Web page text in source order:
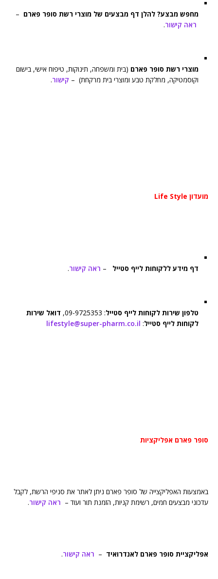
מחפש מבצע? להלן דף מבצעים של מוצרי רשת סופר פארם –
ראה קישור.
מוצרי רשת סופר פארם (בית ומשפחה, תינוקות, טיפוח אישי, בישום
וקוסמטיקה, מחלקת טבע ומוצרי בית מרקחת) – קישור.
מועדון Life Style
דף מידע ללקוחות לייף סטייל – ראה קישור.
טלפון שירות לקוחות לייף סטייל: 09-9725353,
דואל שירות
לקוחות לייף סטייל:
lifestyle@super-pharm.co.il
סופר פארם אפליקציות
באמצעות האפליקצייה של סופר פארם ניתן לאתר את סניפי הרשת, לקבל
עדכוני מבצעים חמים, רשימת קניות, הזמנת תור ועוד – ראה קישור.
אפליקציית סופר פארם לאנדרואיד – ראה קישור.